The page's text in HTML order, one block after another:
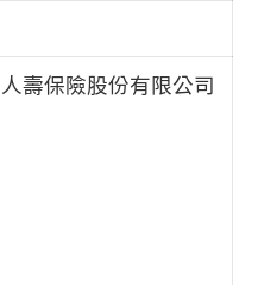
壽保險股份有限公司